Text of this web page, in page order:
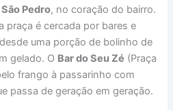
Pedro, no coração do bairro.
praça é cercada por bares e
uma porção de bolinho de
gelado. O Bar do Seu Zé (Praça
frango à passarinho com
passa de geração em geração.